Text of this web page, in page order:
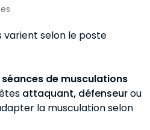
varient selon le poste
de musculations
attaquant, défenseurou
la musculation selon